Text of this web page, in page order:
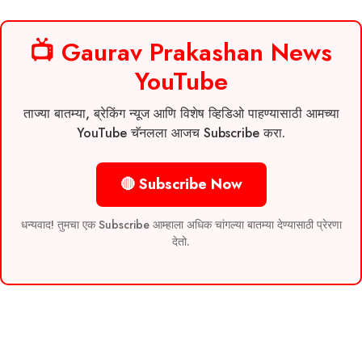
📺 Gaurav Prakashan News
YouTube
ताज्या बातम्या, ब्रेकिंग न्यूज आणि विशेष व्हिडिओ पाहण्यासाठी आमच्या
YouTube चॅनलला आजच Subscribe करा.
🔴 Subscribe Now
धन्यवाद! तुमचा एक Subscribe आम्हाला अधिक चांगल्या बातम्या देण्यासाठी प्रेरणा
देतो.